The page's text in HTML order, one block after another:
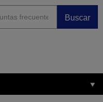
Buscar